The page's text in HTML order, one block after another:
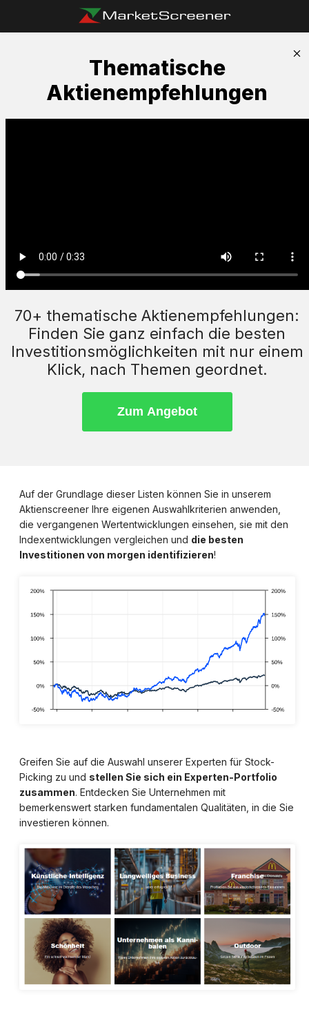
Thematische
Aktienempfehlungen
70+ thematische Aktienempfehlungen:
Finden Sie ganz einfach die besten
Investitionsmöglichkeiten mit nur einem
Klick, nach Themen geordnet.
Auf der Grundlage dieser Listen können Sie in unserem
Aktienscreener Ihre eigenen Auswahlkriterien anwenden,
die vergangenen Wertentwicklungen einsehen, sie mit den
Indexentwicklungen vergleichen und die besten
Investitionen von morgen identifizieren!
Greifen Sie auf die Auswahl unserer Experten für Stock-
Picking zu und stellen Sie sich ein Experten-Portfolio
zusammen. Entdecken Sie Unternehmen mit
bemerkenswert starken fundamentalen Qualitäten, in die Sie
investieren können.